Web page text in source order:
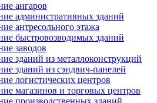
ангаров
административных зданий
антресольного этажа
быстровозводимых зданий
заводов
зданий из металлоконструкций
зданий из сэндвич-панелей
логистических центров
магазинов и торговых центров
производственных зданий